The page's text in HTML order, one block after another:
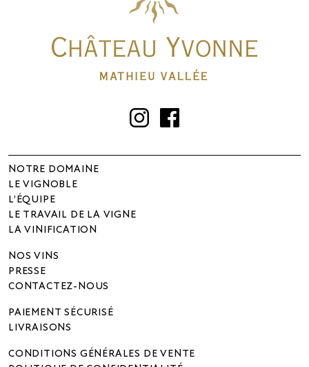
Instagram
NOTRE DOMAINE
LE VIGNOBLE
L’ÉQUIPE
LE TRAVAIL DE LA VIGNE
LA VINIFICATION
NOS VINS
PRESSE
CONTACTEZ-NOUS
PAIEMENT SÉCURISÉ
LIVRAISONS
CONDITIONS GÉNÉRALES DE VENTE